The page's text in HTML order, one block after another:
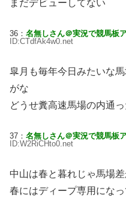
まだデビューしてない
36： 名無しさん＠実況で競馬板
ID:CTdfAk4w0.net
皐月も毎年今日みたいな
がな
どうせ糞高速馬場の内通
37： 名無しさん＠実況で競馬板
ID:W2RiCHto0.net
中山は春と暮れじゃ馬場
春にはディープ専用になっ